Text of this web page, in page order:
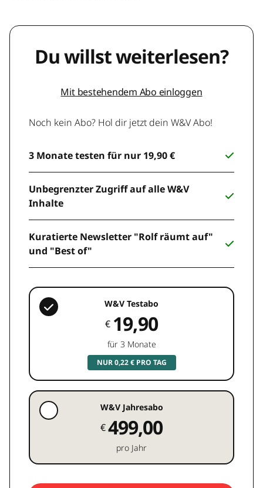
Du willst weiterlesen?
Mit bestehendem Abo einloggen
Noch kein Abo? Hol dir jetzt dein W&V Abo!
3 Monate testen für nur 19,90 €
Unbegrenzter Zugriff auf alle W&V
Inhalte
Kuratierte Newsletter "Rolf räumt auf"
und "Best of"
W&V Testabo
€ 19,90
für 3 Monate
NUR 0,22 € PRO TAG
W&V Jahresabo
€499,00
pro Jahr